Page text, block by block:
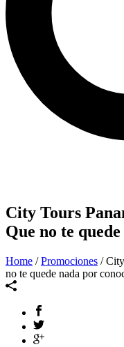
City Tours
Que no te
Home /Promociones /
no te quede nada por